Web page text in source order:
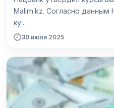
Malim.kz. Согласно данным Национального банка РК,
ку...
30 июля 2025